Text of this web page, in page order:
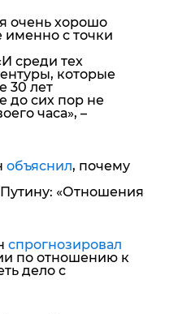
очень хорошо
именно с точки
среди тех
которые
30 лет
до сих пор не
часа», –
объяснил, почему
«Отношения
спрогнозировал
по отношению к
дело с